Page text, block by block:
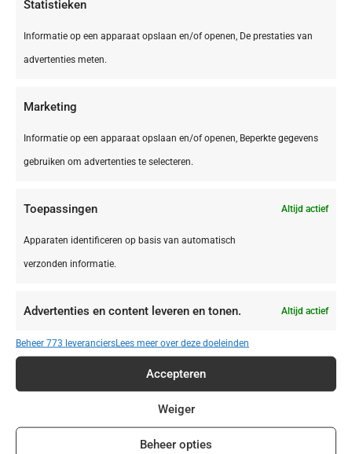
Statistieken
Informatie op een apparaat opslaan en/of openen, De prestaties van
advertenties meten.
Marketing
Informatie op een apparaat opslaan en/of openen, Beperkte gegevens
gebruiken om advertenties te selecteren.
Toepassingen Altijd actief
Apparaten identificeren op basis van automatisch
verzonden informatie.
Advertenties en content leveren en tonen. Altijd actief
Beheer 773 leveranciersLees meer over deze doeleinden
Accepteren
Weiger
Beheer opties
DE,Bliesgau
Bliesgau Gersheim Camping Walsheim
€ 395,00